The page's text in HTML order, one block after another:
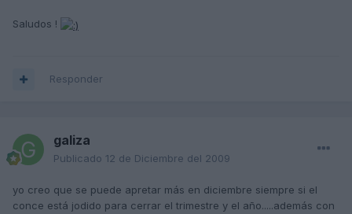
Saludos !
Responder
galiza
Publicado 12 de Diciembre del 2009
yo creo que se puede apretar más en diciembre siempre si el
conce está jodido para cerrar el trimestre y el año.....además con